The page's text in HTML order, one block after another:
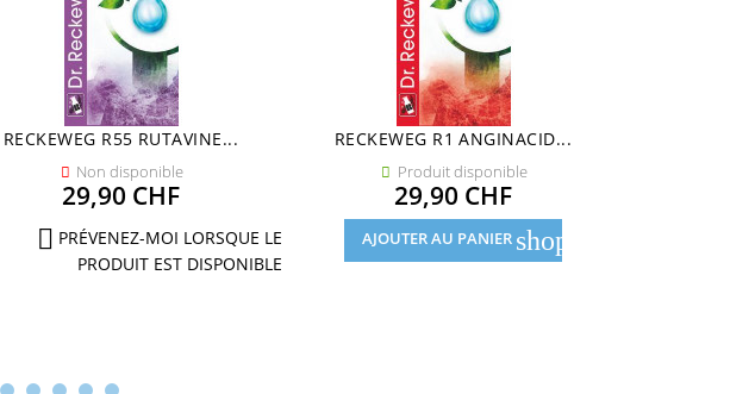
RECKEWEG R55 RUTAVINE...
 Non disponible
Prix
29,90 CHF
 PRÉVENEZ-MOI LORSQUE LE
PRODUIT EST DISPONIBLE
RECKEWEG R1 ANGINACID...
 Produit disponible
Prix
29,90 CHF
AJOUTER AU PANIER shopping_cart